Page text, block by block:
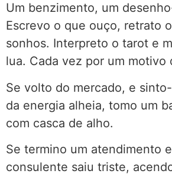
Um benzimento, um
Escrevo o que ouço, retrato
sonhos. Interpreto o tarot e
lua. Cada vez por um motivo
Se volto do mercado, e
da energia alheia, tomo um
com casca de alho.
Se termino um atendimento
consulente saiu triste,